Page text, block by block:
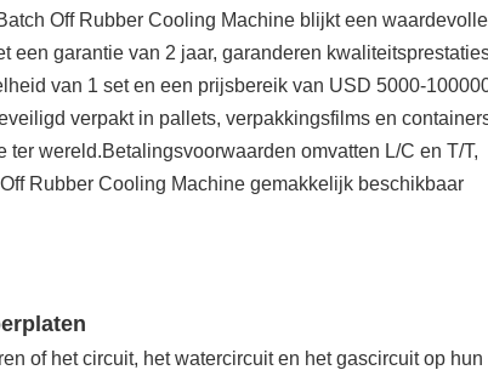
Off Rubber Cooling Machine blijkt een waardevolle
een garantie van 2 jaar, garanderen
van 1 set en een prijsbereik van USD 5000-
verpakt in pallets, verpakkingsfilms en
wereld.Betalingsvoorwaarden omvatten L/C en T/T,
Rubber Cooling Machine gemakkelijk beschikbaar
of het circuit, het watercircuit en het gascircuit op hun